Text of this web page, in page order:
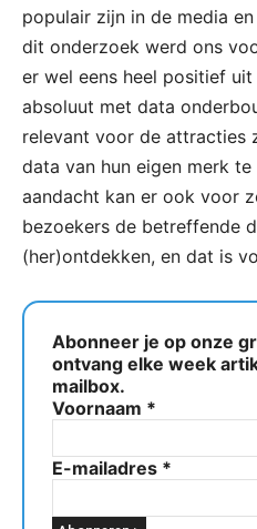
populair zijn in de media
dit onderzoek werd ons
er wel eens heel positief
absoluut met data
relevant voor de attracties
data van hun eigen merk
aandacht kan er ook voor
bezoekers de betreffende
(her)ontdekken, en dat is
Abonneer je op onze
ontvang elke week
mailbox.
Voornaam *
E-mailadres *